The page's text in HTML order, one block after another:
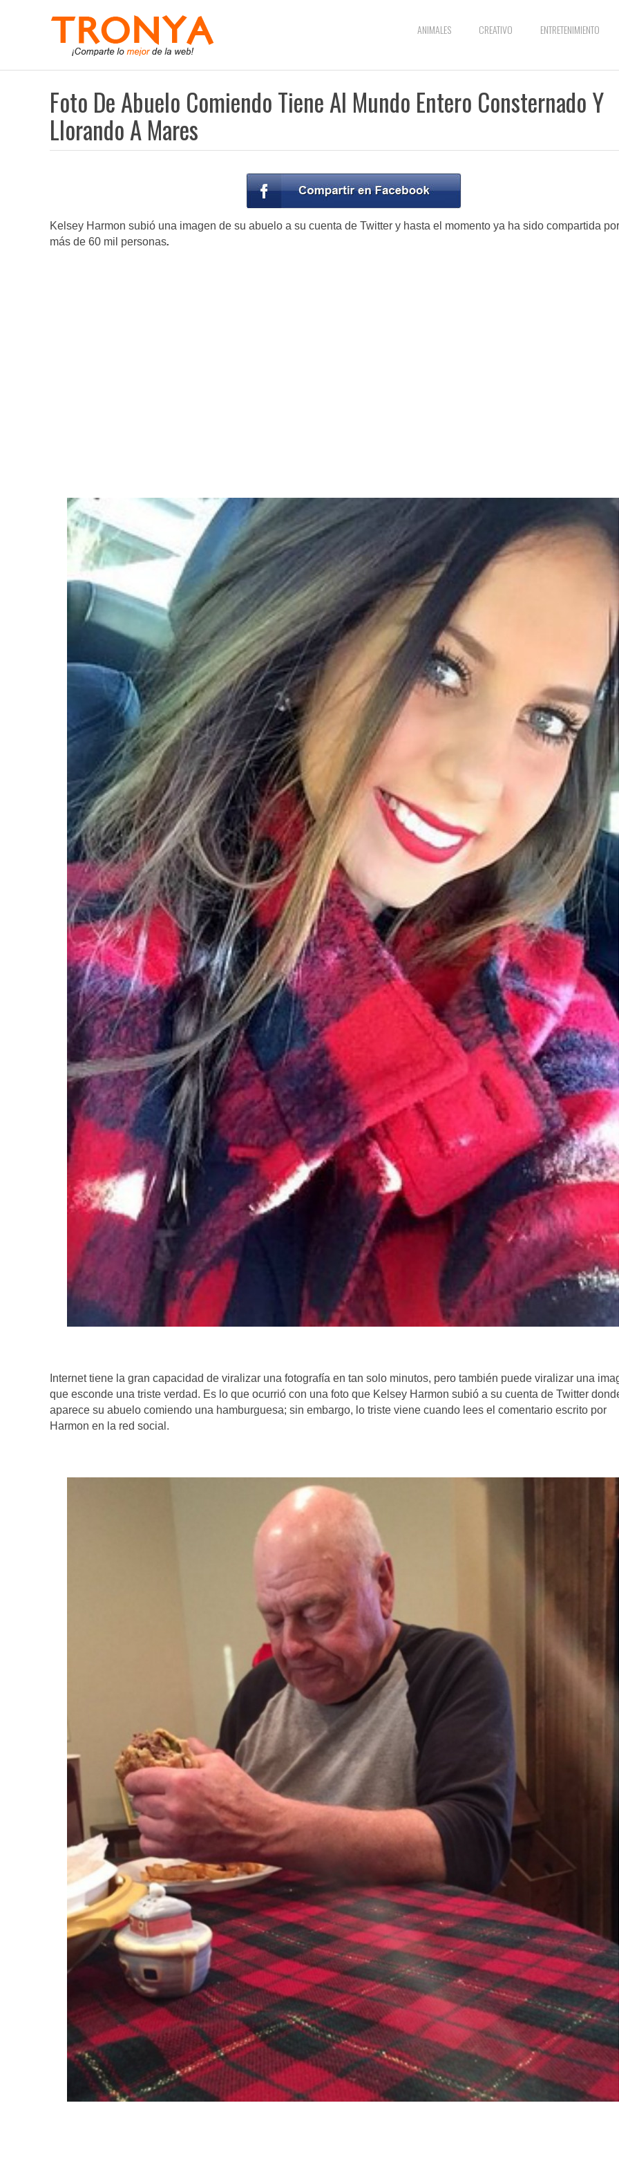
ANIMALES CREATIVO ENTRETENIMIENTO
Foto De Abuelo Comiendo Tiene Al Mundo Entero Consternado Y
Llorando A Mares
Kelsey Harmon subió una imagen de su abuelo a su cuenta de Twitter y hasta el momento ya ha sido compartida por
más de 60 mil personas.
Internet tiene la gran capacidad de viralizar una fotografía en tan solo minutos, pero también puede viralizar una
que esconde una triste verdad. Es lo que ocurrió con una foto que Kelsey Harmon subió a su cuenta de Twitter
aparece su abuelo comiendo una hamburguesa; sin embargo, lo triste viene cuando lees el comentario escrito por
Harmon en la red social.